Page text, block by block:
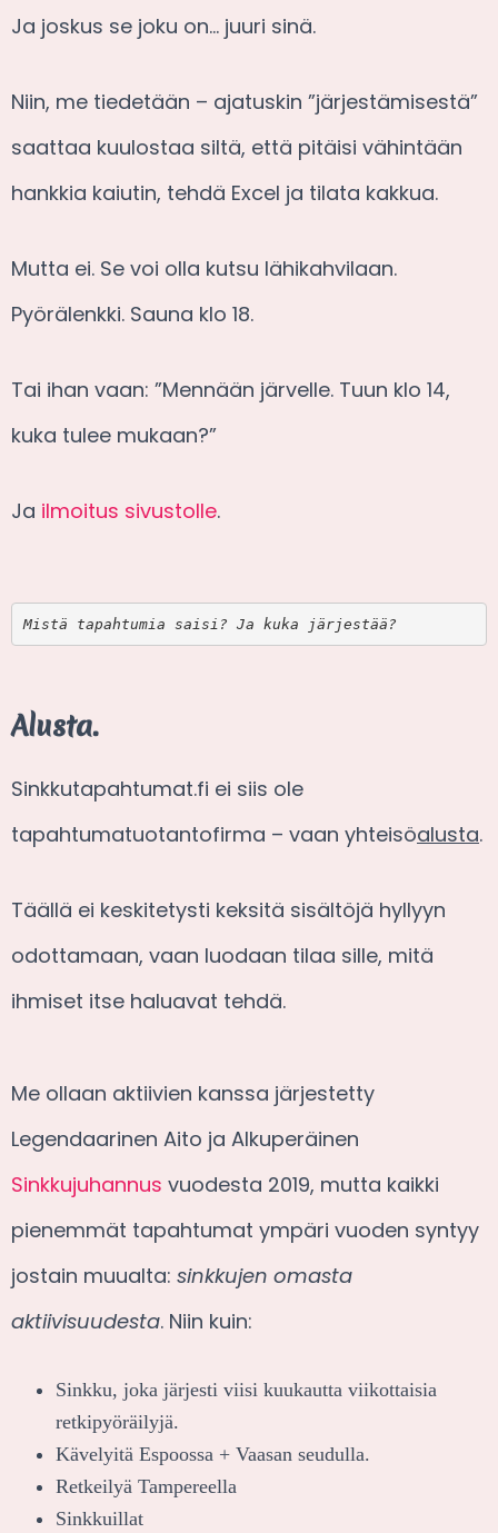
Ja joskus se joku on… juuri sinä.
Niin, me tiedetään – ajatuskin ”järjestämisestä”
saattaa kuulostaa siltä, että pitäisi vähintään
hankkia kaiutin, tehdä Excel ja tilata kakkua.
Mutta ei. Se voi olla kutsu lähikahvilaan.
Pyörälenkki. Sauna klo 18.
Tai ihan vaan: ”Mennään järvelle. Tuun klo 14,
kuka tulee mukaan?”
Ja ilmoitus sivustolle.
Mistä tapahtumia saisi? Ja kuka järjestää?
Alusta.
Sinkkutapahtumat.fi ei siis ole
tapahtumatuotantofirma – vaan yhteisöalusta.
Täällä ei keskitetysti keksitä sisältöjä hyllyyn
odottamaan, vaan luodaan tilaa sille, mitä
ihmiset itse haluavat tehdä.
Me ollaan aktiivien kanssa järjestetty
Legendaarinen Aito ja Alkuperäinen
Sinkkujuhannus vuodesta 2019, mutta kaikki
pienemmät tapahtumat ympäri vuoden syntyy
jostain muualta: sinkkujen omasta
aktiivisuudesta. Niin kuin:
Sinkku, joka järjesti viisi kuukautta viikottaisia
retkipyöräilyjä.
Kävelyitä Espoossa + Vaasan seudulla.
Retkeilyä Tampereella
Sinkkuillat